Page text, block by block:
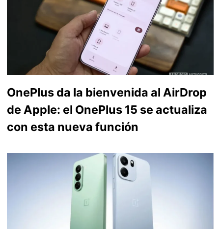
OnePlus da la bienvenida al AirDrop
de Apple: el OnePlus 15 se actualiza
con esta nueva función